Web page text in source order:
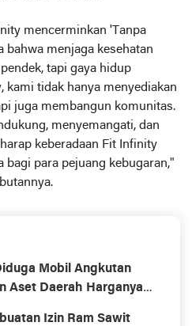
mencerminkan 'Tanpa
bahwa menjaga kesehatan
tapi gaya hidup
kami tidak hanya menyediakan
juga membangun komunitas.
menyemangati, dan
keberadaan Fit Infinity
bagi para pejuang kebugaran,"
Mobil Angkutan
Aset Daerah Harganya
Izin Ram Sawit